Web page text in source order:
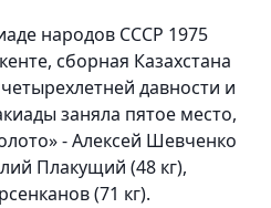
народов СССР 1975
сборная Казахстана
давности и
заняла пятое место,
- Алексей Шевченко
Плакущий (48 кг),
(71 кг).